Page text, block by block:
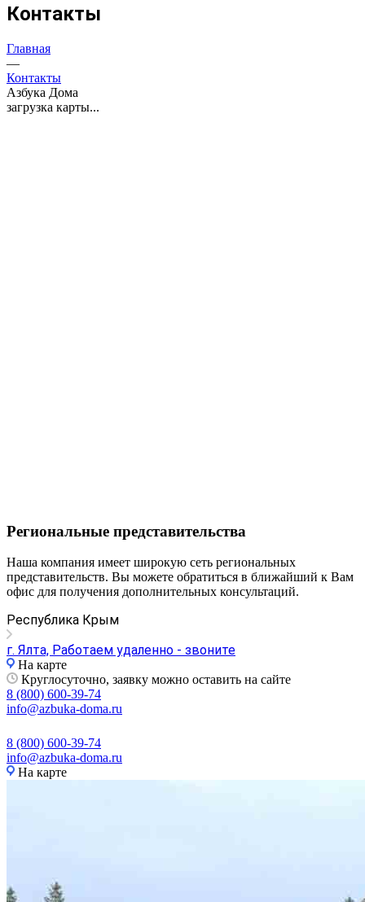
Контакты
Главная
—
Контакты
Азбука Дома
загрузка карты...
Региональные представительства
Наша компания имеет широкую сеть региональных
представительств. Вы можете обратиться в ближайший к Вам
офис для получения дополнительных консультаций.
Республика Крым
г. Ялта, Работаем удаленно - звоните
На карте
Круглосуточно, заявку можно оставить на сайте
8 (800) 600-39-74
info@azbuka-doma.ru
8 (800) 600-39-74
info@azbuka-doma.ru
На карте